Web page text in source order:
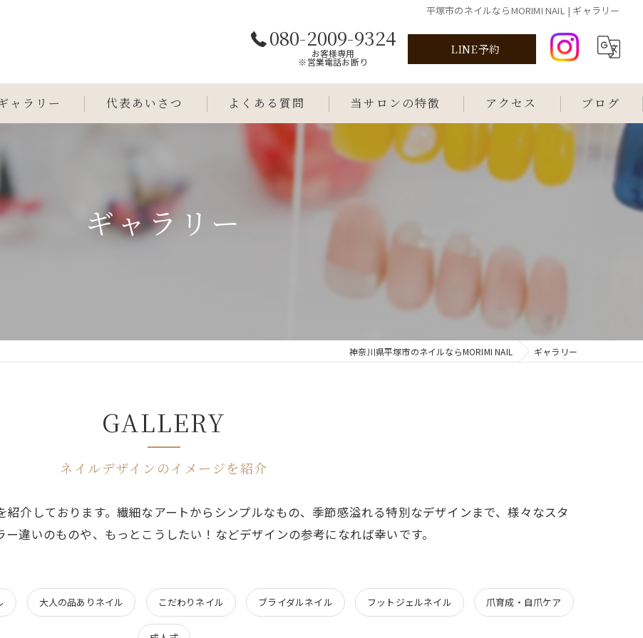
平塚市のネイルならMORIMI NAIL | ギャラリー
080-2009-9324
お客様専用
※営業電話お断り
LINE予約
ャラリー 代表あいさつ よくある質問 当サロンの特徴
プライベートサロン
はじめて
アクセス ブログ
ギャラリー
神奈川県平塚市のネイルならMORIMI NAIL ギャラリー
GALLERY
ネイルデザインのイメージを紹介
介しております。繊細なアートからシンプルなもの、季節感溢れる特別なデザインまで、様々なスタ
違いのものや、もっとこうしたい！などデザインの参考になれば幸いです。
大人の品ありネイル こだわりネイル ブライダルネイル フットジェルネイル 爪育成・自爪ケア